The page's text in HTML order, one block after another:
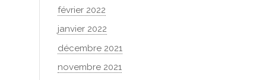
février 2022
janvier 2022
décembre 2021
novembre 2021